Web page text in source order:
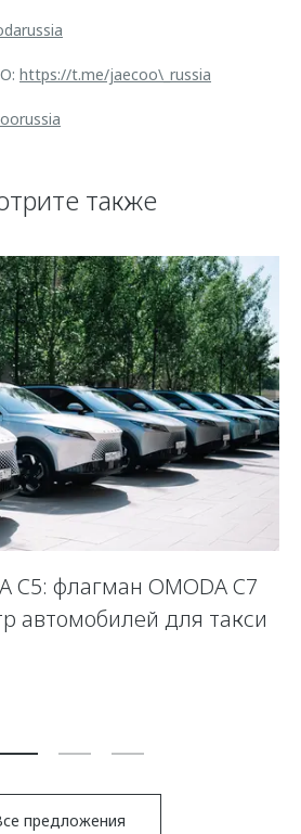
https://t.me/jaecoo\_russia
также
C5: флагман OMODA C7
автомобилей для такси
предложения